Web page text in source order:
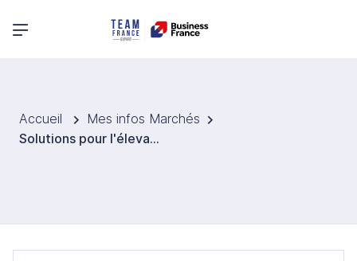
Menu principal
Accueil
Mes infos Marchés
Solutions pour l'élevage en République tchèque